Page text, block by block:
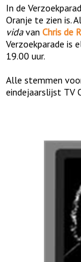
In de
Oranje te zien is.
vidavan Chris de
Verzoekparade is
19.00 uur.
Alle stemmen
eindejaarslijst TV